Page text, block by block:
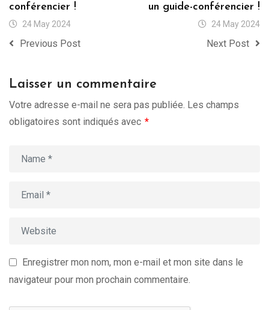
conférencier !
24 May 2024
Previous Post
un guide-conférencier !
24 May 2024
Next Post
Laisser un commentaire
Votre adresse e-mail ne sera pas publiée. Les champs
obligatoires sont indiqués avec *
Enregistrer mon nom, mon e-mail et mon site dans le
navigateur pour mon prochain commentaire.